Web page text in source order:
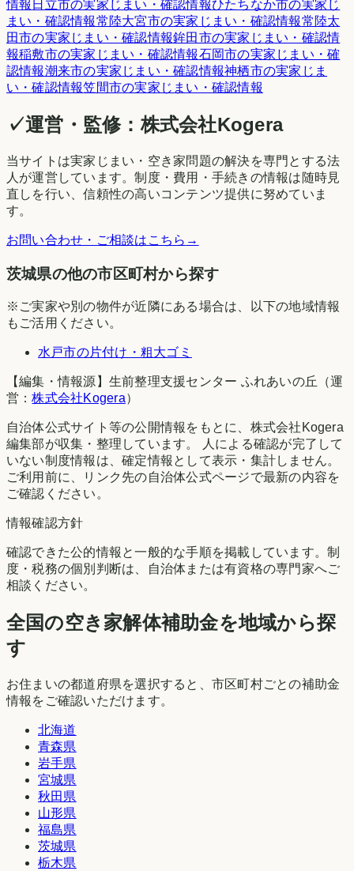
情報 日立市の実家じまい・確認情報ひたちなか市の実家じ
まい・確認情報常陸大宮市の実家じまい・確認情報常陸太
田市の実家じまい・確認情報鉾田市の実家じまい・確認情
報稲敷市の実家じまい・確認情報石岡市の実家じまい・確
認情報潮来市の実家じまい・確認情報神栖市の実家じま
い・確認情報笠間市の実家じまい・確認情報
✓運営・監修：株式会社Kogera
当サイトは実家じまい・空き家問題の解決を専門とする法
人が運営しています。制度・費用・手続きの情報は随時見
直しを行い、信頼性の高いコンテンツ提供に努めていま
す。
お問い合わせ・ご相談はこちら →
茨城県の他の市区町村から探す
※ご実家や別の物件が近隣にある場合は、以下の地域情報
もご活用ください。
水戸市の片付け・粗大ゴミ
【編集・情報源】生前整理支援センター ふれあいの丘（運
営：株式会社Kogera）
自治体公式サイト等の公開情報をもとに、株式会社Kogera
編集部が収集・整理しています。 人による確認が完了して
いない制度情報は、確定情報として表示・集計しません。
ご利用前に、リンク先の自治体公式ページで最新の内容を
ご確認ください。
情報確認方針
確認できた公的情報と一般的な手順を掲載しています。制
度・税務の個別判断は、自治体または有資格の専門家へご
相談ください。
全国の空き家解体補助金を地域から探
す
お住まいの都道府県を選択すると、市区町村ごとの補助金
情報をご確認いただけます。
北海道
青森県
岩手県
宮城県
秋田県
山形県
福島県
茨城県
栃木県